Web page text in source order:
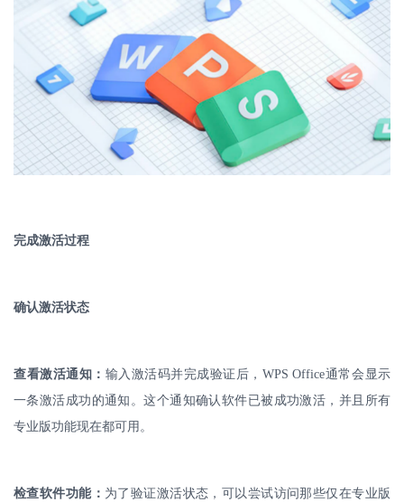
完成激活过程
确认激活状态
查看激活通知： 输入激活码并完成验证后， WPS Office通常会显示
一条激活成功的通知。这个通知确认软件已被成功激活，并且所有
专业版功能现在都可用。
检查软件功能： 为了验证激活状态，可以尝试访问那些仅在专业版